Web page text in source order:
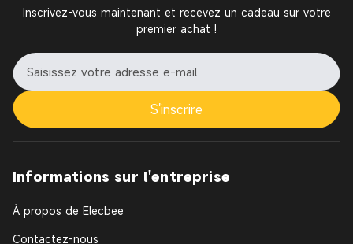
Inscrivez-vous maintenant et recevez un cadeau sur votre
premier achat !
S'inscrire
Informations sur l'entreprise
À propos de Elecbee
Contactez-nous